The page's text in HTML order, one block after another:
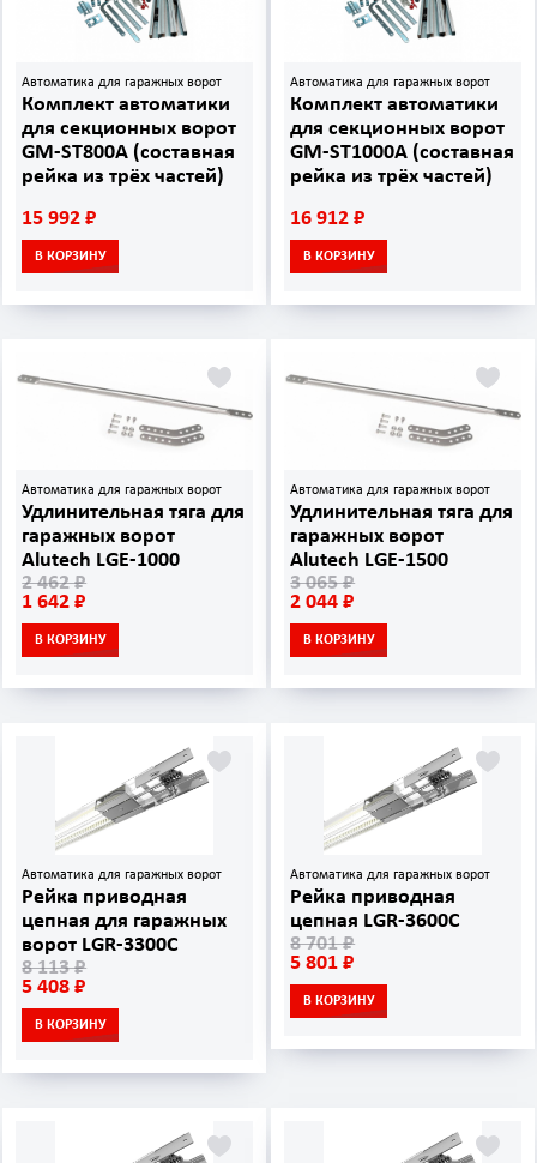
Автоматика для гаражных ворот
Комплект автоматики
для секционных ворот
GM-ST800A (составная
рейка из трёх частей)
15 992 ₽
В КОРЗИНУ
Автоматика для гаражных ворот
Комплект автоматики
для секционных ворот
GM-ST1000A (составная
рейка из трёх частей)
16 912 ₽
В КОРЗИНУ
Автоматика для гаражных ворот
Удлинительная тяга для
гаражных ворот
Alutech LGE‑1000
2 462 ₽
1 642 ₽
В КОРЗИНУ
Автоматика для гаражных ворот
Удлинительная тяга для
гаражных ворот
Alutech LGE‑1500
3 065 ₽
2 044 ₽
В КОРЗИНУ
Автоматика для гаражных ворот
Рейка приводная
цепная для гаражных
ворот LGR-3300С
8 113 ₽
5 408 ₽
В КОРЗИНУ
Автоматика для гаражных ворот
Рейка приводная
цепная LGR-3600C
8 701 ₽
5 801 ₽
В КОРЗИНУ